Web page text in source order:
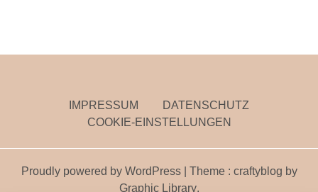
IMPRESSUM
DATENSCHUTZ
COOKIE-EINSTELLUNGEN
Proudly powered by WordPress
Theme : craftyblog by
Graphic Library.